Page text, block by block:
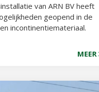
van ARN BV heeft
geopend in de
incontinentiemateriaal.
MEER